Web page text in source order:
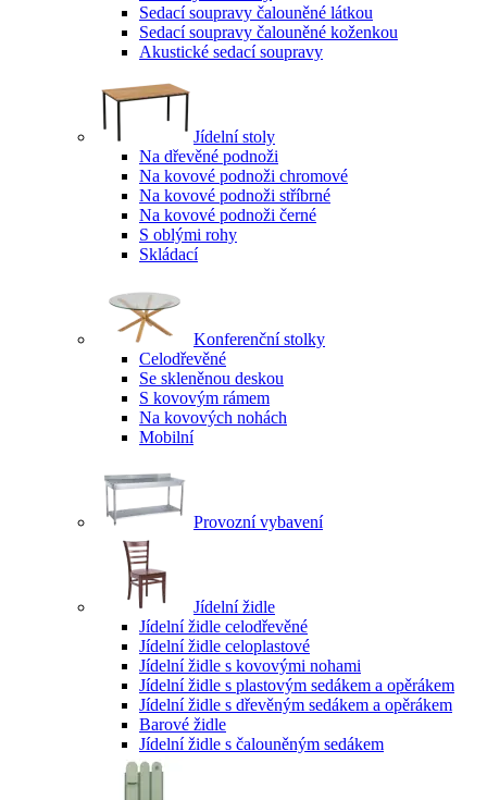
Sedací soupravy čalouněné látkou
Sedací soupravy čalouněné koženkou
Akustické sedací soupravy
Jídelní stoly
Na dřevěné podnoži
Na kovové podnoži chromové
Na kovové podnoži stříbrné
Na kovové podnoži černé
S oblými rohy
Skládací
Konferenční stolky
Celodřevěné
Se skleněnou deskou
S kovovým rámem
Na kovových nohách
Mobilní
Provozní vybavení
Jídelní židle
Jídelní židle celodřevěné
Jídelní židle celoplastové
Jídelní židle s kovovými nohami
Jídelní židle s plastovým sedákem a opěrákem
Jídelní židle s dřevěným sedákem a opěrákem
Barové židle
Jídelní židle s čalouněným sedákem